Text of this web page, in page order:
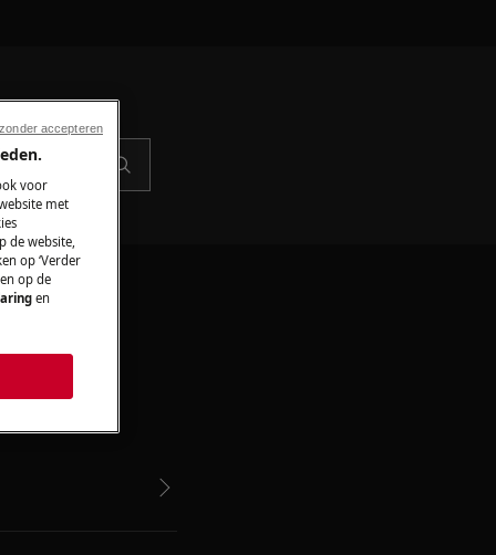
voor
met
de website,
op ‘Verder
op de
en
accepteren